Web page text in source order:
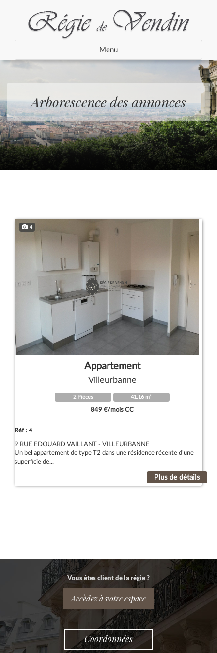
Menu
Arborescence des annonces
4
Appartement
Villeurbanne
2 Pièces 41.16 m²
849 €/mois CC
Réf : 4
9 RUE EDOUARD VAILLANT - VILLEURBANNE
Un bel appartement de type T2 dans une résidence récente d'une
superficie de...
Plus de détails
Vous êtes client de la régie ?
Accèdez à votre espace
Coordonnées